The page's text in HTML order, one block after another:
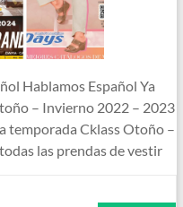
Hablamos Español Ya
– Invierno 2022 – 2023
temporada Cklass Otoño –
las prendas de vestir